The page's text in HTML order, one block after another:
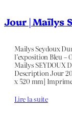
Jour | Maïlys
Mailys Seydoux
l’exposition Bleu –
Maïlys SEYDOUX
Description Jour
x 520 mm]
Lire la suite